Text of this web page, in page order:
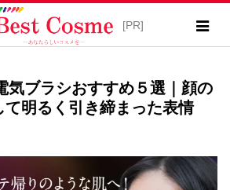
気ブラシおすすめ５選｜顔の
て明るく引き締まった表情